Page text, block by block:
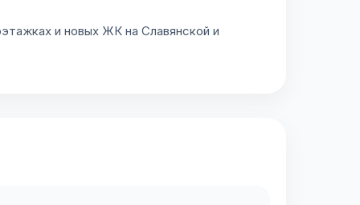
и новых ЖК на Славянской и